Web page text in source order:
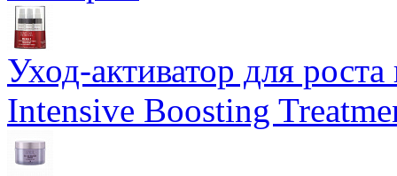
Уход-активатор для
Intensive Boosting